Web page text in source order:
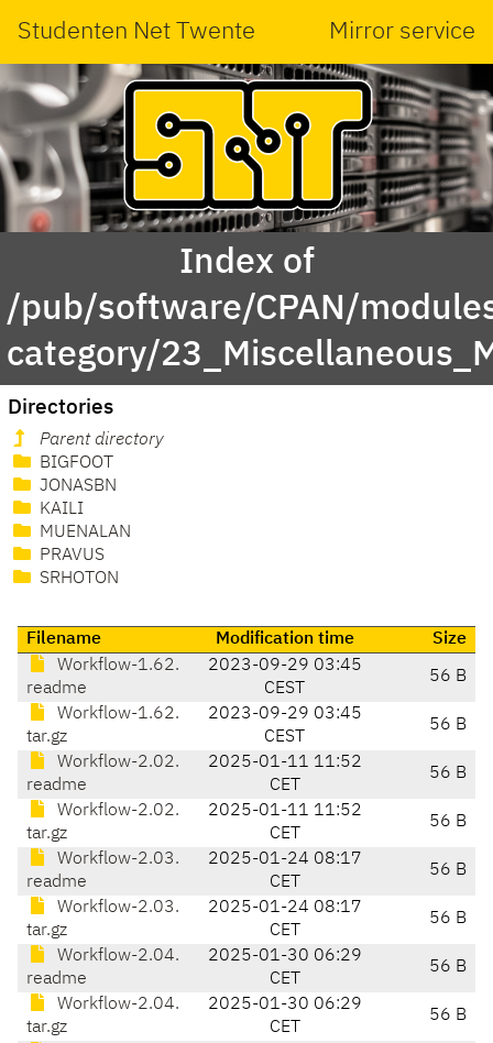
Studenten Net Twente Mirror service
Index of
/pub/software/CPAN/
category/
Directories
Parent directory
BIGFOOT
JONASBN
KAILI
MUENALAN
PRAVUS
SRHOTON
Filename Modification time
Size
Workflow-1.62.
readme
2023-09-29 03:45
CEST
56 B
Workflow-1.62.
tar.gz
2023-09-29 03:45
CEST
56 B
Workflow-2.02.
readme
2025-01-11 11:52
CET
56 B
Workflow-2.02.
tar.gz
2025-01-11 11:52
CET
56 B
Workflow-2.03.
readme
2025-01-24 08:17
CET
56 B
Workflow-2.03.
tar.gz
2025-01-24 08:17
CET
56 B
Workflow-2.04.
readme
2025-01-30 06:29
CET
56 B
Workflow-2.04.
tar.gz
2025-01-30 06:29
CET
56 B